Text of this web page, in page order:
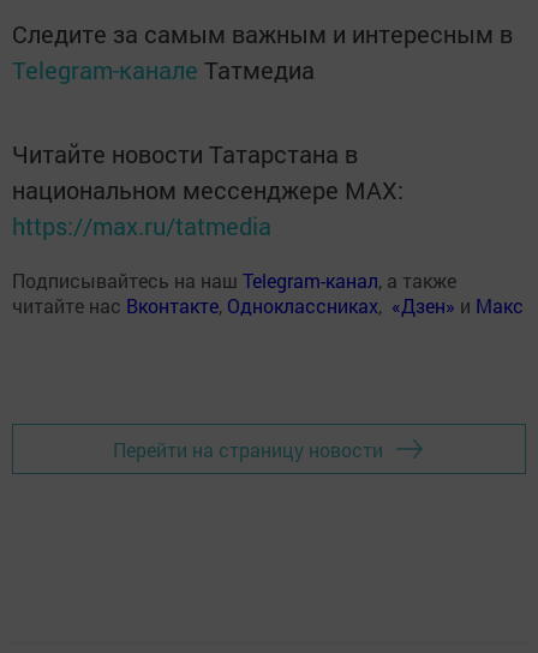
Следите за самым важным и интересным в
Telegram-канале Татмедиа
Читайте новости Татарстана в
национальном мессенджере MАХ:
https://max.ru/tatmedia
Подписывайтесь на наш Telegram-канал, а также
читайте нас Вконтакте, Одноклассниках, «Дзен» и Макс
Перейти на страницу новости